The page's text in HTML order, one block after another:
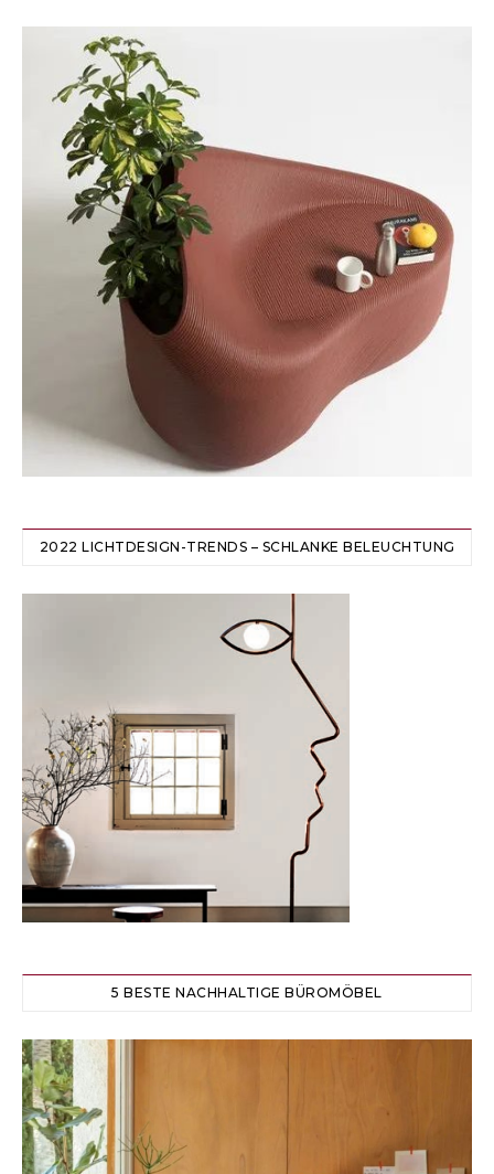
2022 LICHTDESIGN-TRENDS – SCHLANKE BELEUCHTUNG
5 BESTE NACHHALTIGE BÜROMÖBEL